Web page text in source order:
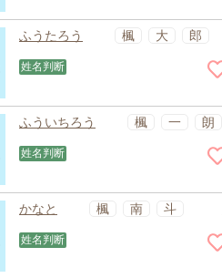
ふうたろう 楓 大 郎
姓名判断
ふういちろう 楓 一 朗
姓名判断
かなと 楓 南 斗
姓名判断